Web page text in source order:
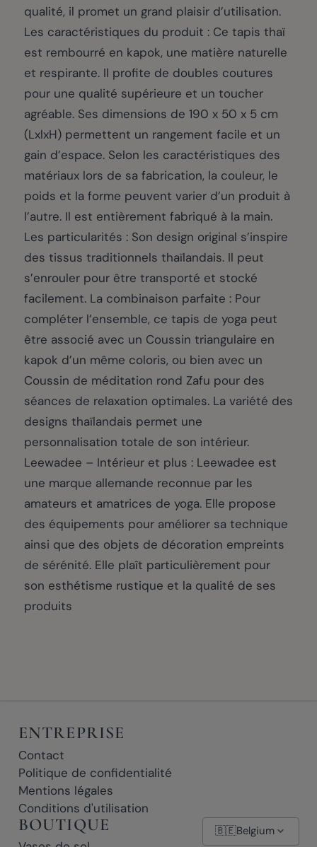
qualité, il promet un grand plaisir d’utilisation.
Les caractéristiques du produit : Ce tapis thaï
est rembourré en kapok, une matière naturelle
et respirante. Il profite de doubles coutures
pour une qualité supérieure et un toucher
agréable. Ses dimensions de 190 x 50 x 5 cm
(LxlxH) permettent un rangement facile et un
gain d’espace. Selon les caractéristiques des
matériaux lors de sa fabrication, la couleur, le
poids et la forme peuvent varier d’un produit à
l’autre. Il est entièrement fabriqué à la main.
Les particularités : Son design original s’inspire
des tissus traditionnels thaïlandais. Il peut
s’enrouler pour être transporté et stocké
facilement. La combinaison parfaite : Pour
compléter l’ensemble, ce tapis de yoga peut
être associé avec un Coussin triangulaire en
kapok d’un même coloris, ou bien avec un
Coussin de méditation rond Zafu pour des
séances de relaxation optimales. La variété des
designs thaïlandais permet une
personnalisation totale de son intérieur.
Leewadee – Intérieur et plus : Leewadee est
une marque allemande reconnue par les
amateurs et amatrices de yoga. Elle propose
des équipements pour améliorer sa technique
ainsi que des objets de décoration empreints
de sérénité. Elle plaît particulièrement pour
son esthétisme rustique et la qualité de ses
produits
ENTREPRISE
Contact
Politique de confidentialité
Mentions légales
Conditions d'utilisation
BOUTIQUE 🇧🇪Belgium